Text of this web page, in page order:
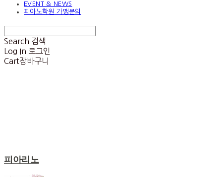
EVENT & NEWS
피아노학원 가맹문의
Search 검색
Log In 로그인
Cart장바구니
피아리노